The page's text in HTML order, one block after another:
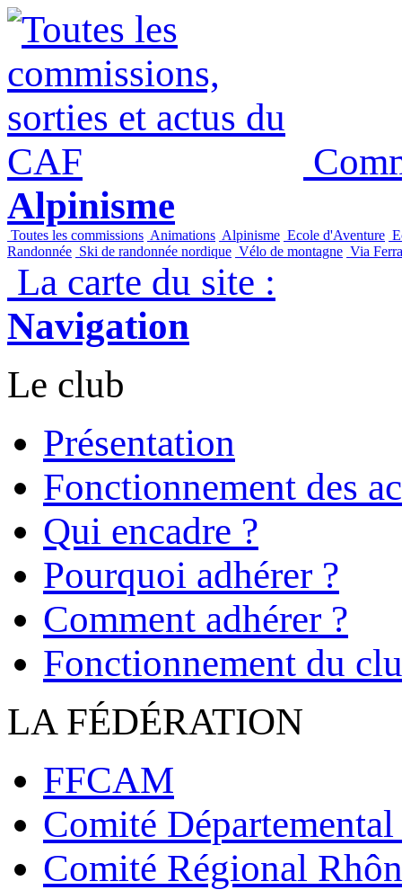
Alpinisme
Toutes les commissions Animations Alpinisme Ecole d'Aventure
Randonnée Ski de randonnée nordique Vélo de montagne Via
La carte du site :
Navigation
Le club
Présentation
Fonctionnement des
Qui encadre ?
Pourquoi adhérer ?
Comment adhérer ?
Fonctionnement du
LA FÉDÉRATION
FFCAM
Comité
Comité Régional